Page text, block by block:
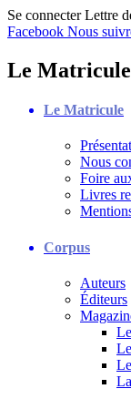
Se connecter Lettre
Facebook Nous
Le Matricule
Le Matricule
Nous
Foire
Livres
Corpus
Auteurs
Éditeurs